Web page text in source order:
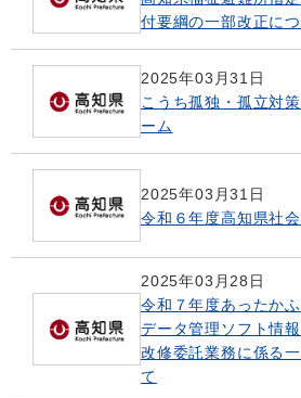
付要綱の一部改正に
2025年03月31日
こうち孤独・孤立対
ーム
2025年03月31日
令和６年度高知県社
2025年03月28日
令和７年度あったか
データ管理ソフト情
改修委託業務に係る
て